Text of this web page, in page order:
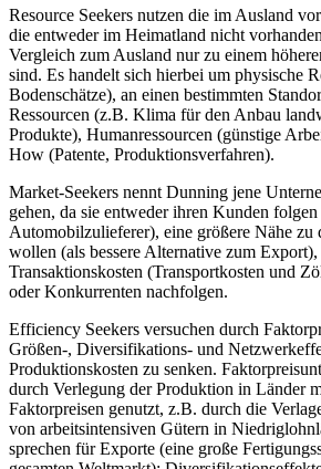
Resource Seekers nutzen die im Ausland
die entweder im Heimatland nicht
Vergleich zum Ausland nur zu einem
sind. Es handelt sich hierbei um physische
Bodenschätze), an einen bestimmten
Ressourcen (z.B. Klima für den Anbau
Produkte), Humanressourcen (günstige
How (Patente, Produktionsverfahren).
Market-Seekers nennt Dunning jene
gehen, da sie entweder ihren Kunden
Automobilzulieferer), eine größere Nähe zu
wollen (als bessere Alternative zum Export),
Transaktionskosten (Transportkosten und
oder Konkurrenten nachfolgen.
Efficiency Seekers versuchen durch
Größen-, Diversifikations- und
Produktionskosten zu senken.
durch Verlegung der Produktion in Länder
Faktorpreisen genutzt, z.B. durch die
von arbeitsintensiven Gütern in
sprechen für Exporte (eine große